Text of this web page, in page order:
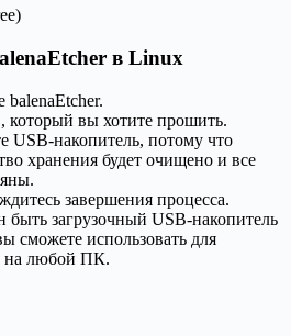
в Linux
balenaEtcher.
который вы хотите прошить.
USB-накопитель, потому что
хранения будет очищено и все
завершения процесса.
быть загрузочный USB-накопитель
сможете использовать для
на любой ПК.